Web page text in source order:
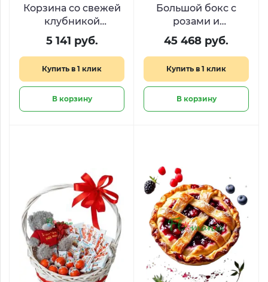
Корзина со свежей
клубникой
«Лукошко с
секретом»
5 141 руб.
Купить в 1 клик
В корзину
Большой бокс с
розами и
шоколадом Киндер
«Остров желаний»
45 468 руб.
Купить в 1 клик
В корзину